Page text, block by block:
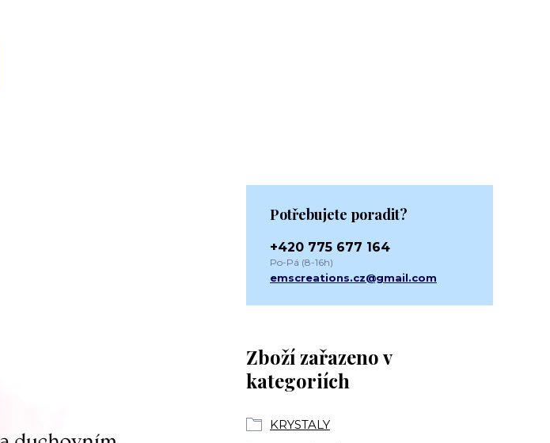
Zboží zařazeno v
kategoriích
KRYSTALY
Potřebujete poradit?
+420 775 677 164
Po-Pá (8-16h)
emscreations.cz@gmail.com